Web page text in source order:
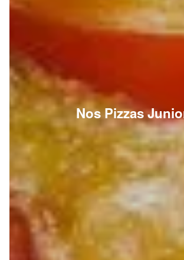
Nos Pizzas